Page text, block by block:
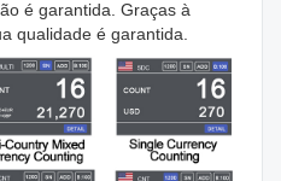
é garantida. Graças à
qualidade é garantida.